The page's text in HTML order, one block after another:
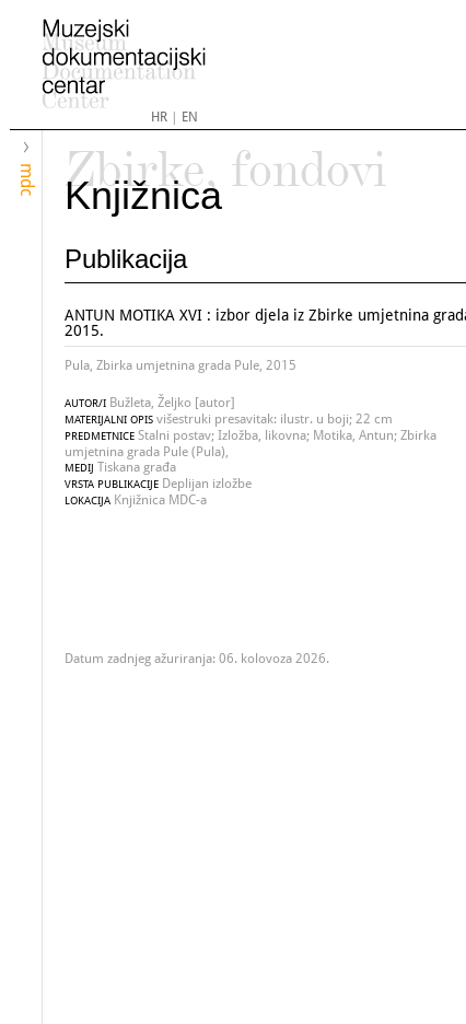
HR| EN
mdc
Zbirke, fondovi
Knjižnica
Publikacija
ANTUN MOTIKA XVI : izbor djela iz Zbirke umjetnina
2015.
Pula, Zbirka umjetnina grada Pule, 2015
AUTOR/I Bužleta, Željko [autor]
MATERIJALNI OPIS višestruki presavitak: ilustr. u boji; 22 cm
PREDMETNICE Stalni postav; Izložba, likovna; Motika, Antun; Zbirka
umjetnina grada Pule (Pula),
MEDIJ Tiskana građa
VRSTA PUBLIKACIJE Deplijan izložbe
LOKACIJA Knjižnica MDC-a
Datum zadnjeg ažuriranja: 06. kolovoza 2026.